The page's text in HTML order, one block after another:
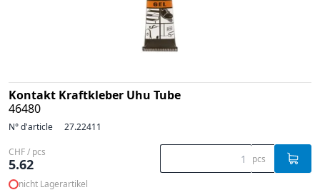
Kontakt Kraftkleber Uhu Tube
46480
N° d'article 27.22411
CHF / pcs
5.62 pcs
nicht Lagerartikel